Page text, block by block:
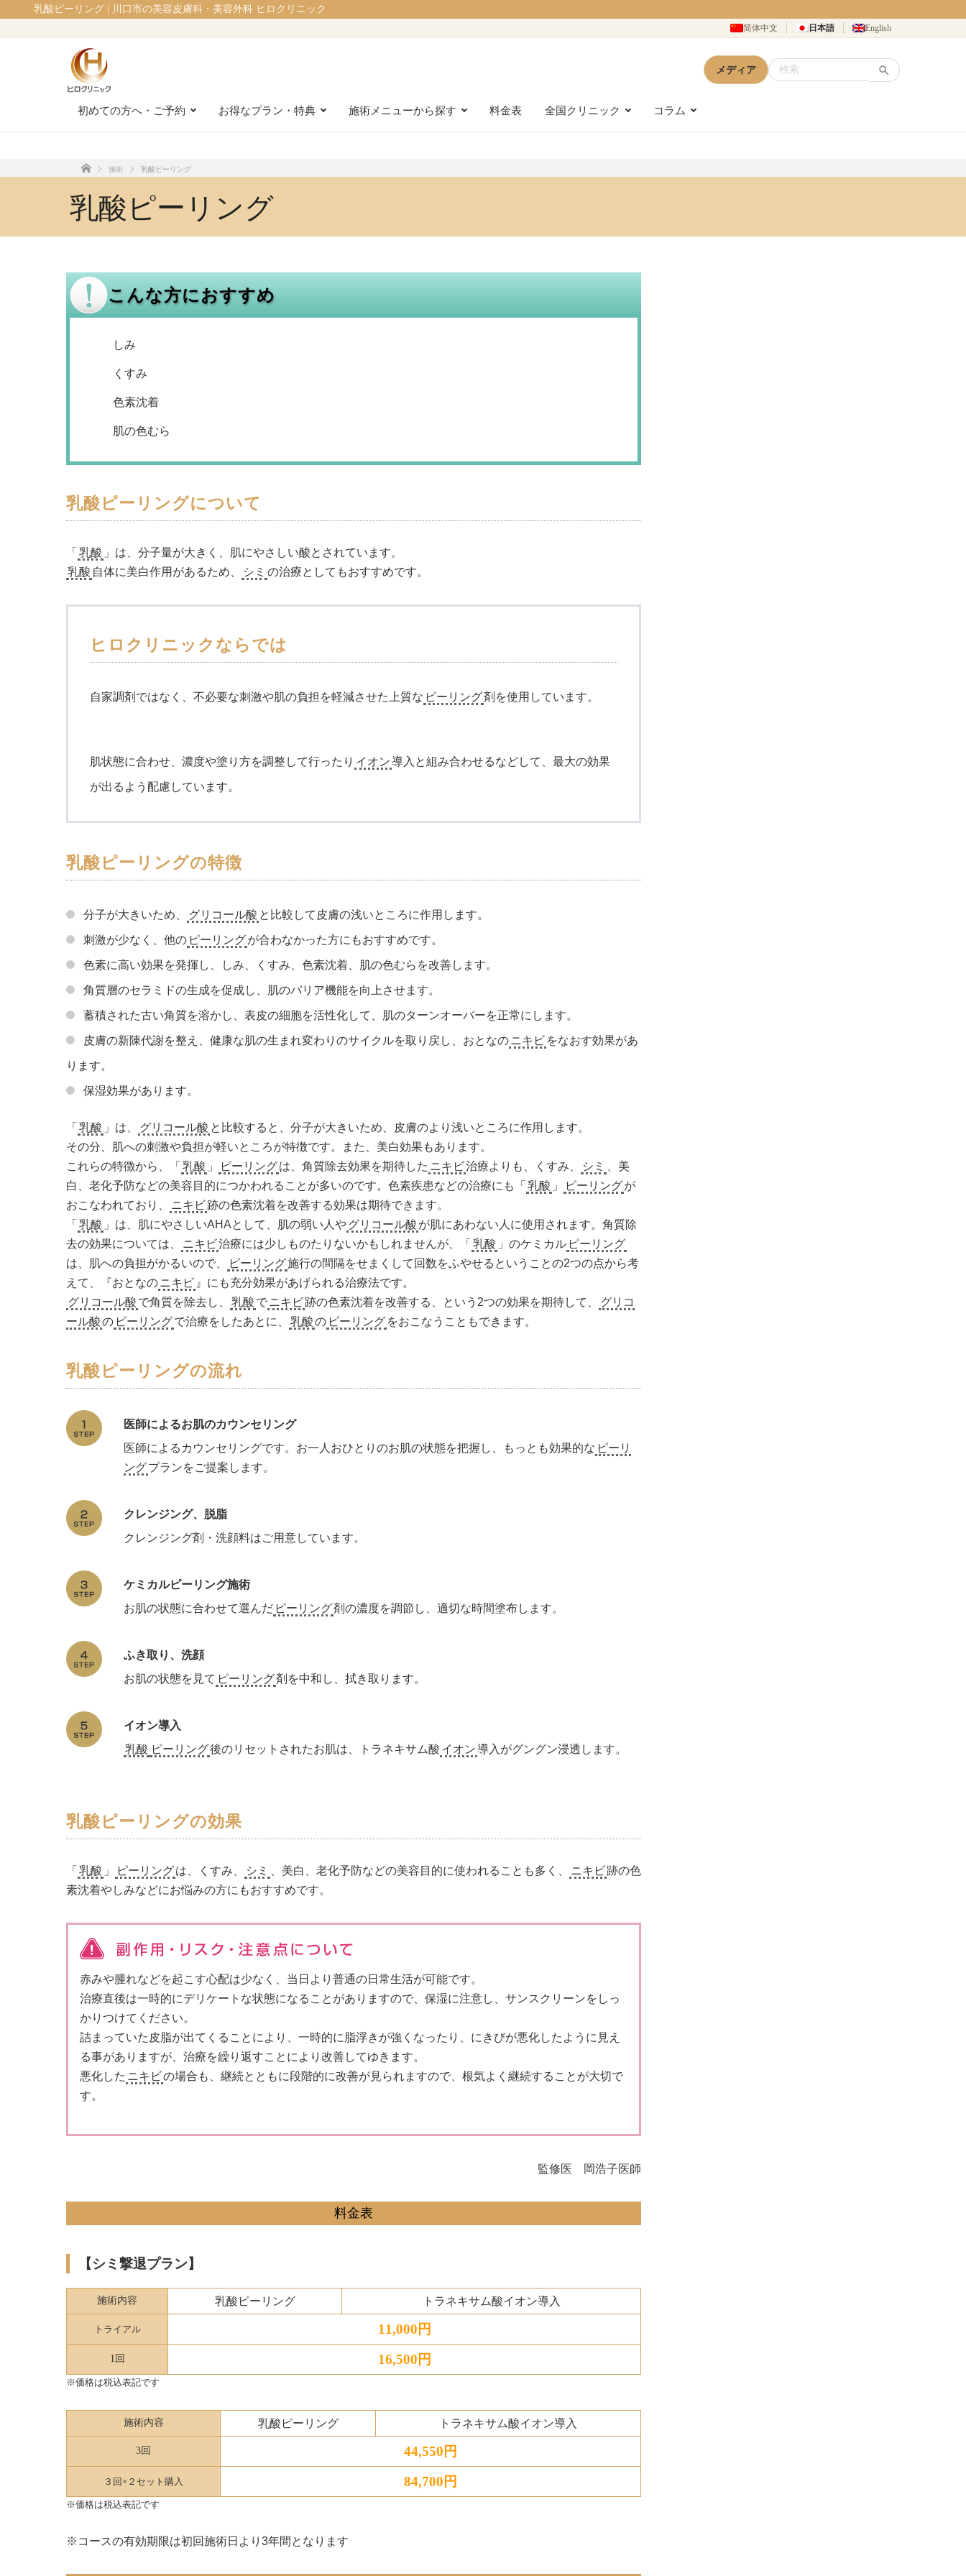
乳酸ピーリング | 川口市の美容皮膚科・美容外科 ヒロクリニック
简体中文 日本語 English
メディア
初めての方へ・ご予約 お得なプラン・特典 施術メニューから探す 料金表 全国クリニック コラム
施術 乳酸ピーリング
乳酸ピーリング
こんな方におすすめ
しみ
くすみ
色素沈着
肌の色むら
乳酸ピーリングについて
「 乳酸 」は、分子量が大きく、肌にやさしい酸とされています。
乳酸 自体に美白作用があるため、 シミ の治療としてもおすすめです。
ヒロクリニックならでは
自家調剤ではなく、不必要な刺激や肌の負担を軽減させた上質な ピーリング剤を使用しています。
肌状態に合わせ、濃度や塗り方を調整して行ったり イオン導入と組み合わせるなどして、最大の効果
が出るよう配慮しています。
乳酸ピーリングの特徴
分子が大きいため、 グリコール酸 と比較して皮膚の浅いところに作用します。
刺激が少なく、他の ピーリングが合わなかった方にもおすすめです。
色素に高い効果を発揮し、しみ、くすみ、色素沈着、肌の色むらを改善します。
角質層のセラミドの生成を促成し、肌のバリア機能を向上させます。
蓄積された古い角質を溶かし、表皮の細胞を活性化して、肌のターンオーバーを正常にします。
皮膚の新陳代謝を整え、健康な肌の生まれ変わりのサイクルを取り戻し、おとなのニキビ をなおす効果があ
ります。
保湿効果があります。
「 乳酸 」は、 グリコール酸 と比較すると、分子が大きいため、皮膚のより浅いところに作用します。
その分、肌への刺激や負担が軽いところが特徴です。また、美白効果もあります。
これらの特徴から、「 乳酸 」 ピーリングは、角質除去効果を期待した ニキビ治療よりも、くすみ、 シミ
、美
白、老化予防などの美容目的につかわれることが多いのです。色素疾患などの治療にも「 乳酸 」 ピーリングが
おこなわれており、
ニキビ跡の色素沈着を改善する効果は期待できます。
「 乳酸 」は、肌にやさしいAHAとして、肌の弱い人やグリコール酸 が肌にあわない人に使用されます。角質除
去の効果については、
ニキビ治療には少しものたりないかもしれませんが、「 乳酸 」のケミカル ピーリング
は、肌への負担がかるいので、
ピーリング施行の間隔をせまくして回数をふやせるということの2つの点から考
えて、『おとなのニキビ 』にも充分効果があげられる治療法です。
グリコール酸 で角質を除去し、 乳酸 でニキビ跡の色素沈着を改善する、という2つの効果を期待して、
グリコ
ール酸の ピーリングで治療をしたあとに、 乳酸の ピーリング をおこなうこともできます。
乳酸ピーリングの流れ
医師によるお肌のカウンセリング
医師によるカウンセリングです。お一人おひとりのお肌の状態を把握し、もっとも効果的な ピーリ
ングプランをご提案します。
クレンジング、脱脂
クレンジング剤・洗顔料はご用意しています。
ケミカルピーリング施術
お肌の状態に合わせて選んだ ピーリング剤の濃度を調節し、適切な時間塗布します。
ふき取り、洗顔
お肌の状態を見て ピーリング剤を中和し、拭き取ります。
イオン導入
乳酸 ピーリング後のリセットされたお肌は、トラネキサム酸 イオン導入がグングン浸透します。
乳酸ピーリングの効果
「 乳酸 」 ピーリングは、くすみ、 シミ 、美白、老化予防などの美容目的に使われることも多く、 ニキビ跡の色
素沈着やしみなどにお悩みの方にもおすすめです。
赤みや腫れなどを起こす心配は少なく、当日より普通の日常生活が可能です。
治療直後は一時的にデリケートな状態になることがありますので、保湿に注意し、サンスクリーンをしっ
かりつけてください。
詰まっていた皮脂が出てくることにより、一時的に脂浮きが強くなったり、にきびが悪化したように見え
る事がありますが、治療を繰り返すことにより改善してゆきます。
悪化した ニキビの場合も、継続とともに段階的に改善が見られますので、根気よく継続することが大切で
す。
監修医 岡浩子医師
料金表
【シミ撃退プラン】
施術内容 乳酸ピーリング トラネキサム酸イオン導入
トライアル 11,000円
1回 16,500円
※価格は税込表記です
施術内容 乳酸ピーリング トラネキサム酸イオン導入
3回 44,550円
３回×２セット購入 84,700円
※価格は税込表記です
※コースの有効期限は初回施術日より3年間となります